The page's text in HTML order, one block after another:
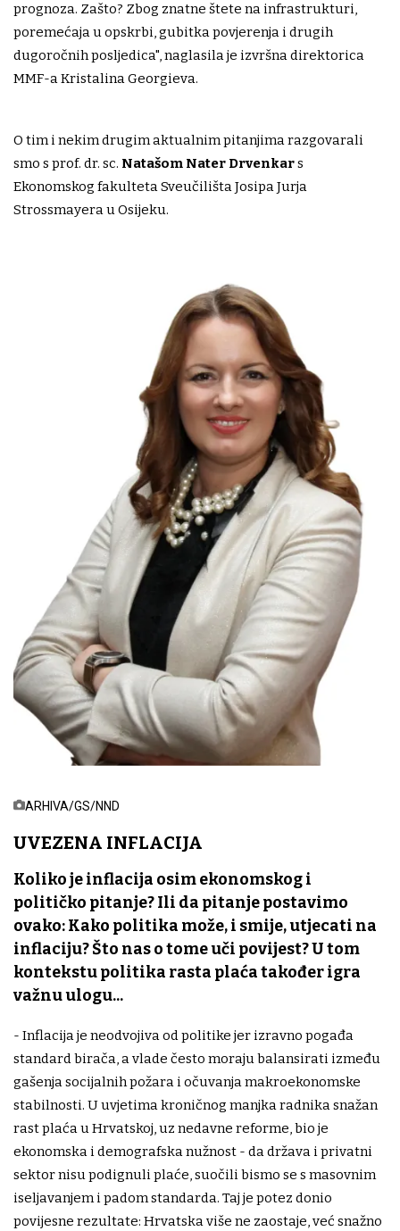
prognoza. Zašto? Zbog znatne štete na infrastrukturi,
poremećaja u opskrbi, gubitka povjerenja i drugih
dugoročnih posljedica", naglasila je izvršna direktorica
MMF-a Kristalina Georgieva.
O tim i nekim drugim aktualnim pitanjima razgovarali
smo s prof. dr. sc. Natašom Nater Drvenkars
Ekonomskog fakulteta Sveučilišta Josipa Jurja
Strossmayera u Osijeku.
ARHIVA/GS/NND
UVEZENA INFLACIJA
Koliko je inflacija osim ekonomskog i
političko pitanje? Ili da pitanje postavimo
ovako: Kako politika može, i smije, utjecati na
inflaciju? Što nas o tome uči povijest? U tom
kontekstu politika rasta plaća također igra
važnu ulogu...
- Inflacija je neodvojiva od politike jer izravno pogađa
standard birača, a vlade često moraju balansirati između
gašenja socijalnih požara i očuvanja makroekonomske
stabilnosti. U uvjetima kroničnog manjka radnika snažan
rast plaća u Hrvatskoj, uz nedavne reforme, bio je
ekonomska i demografska nužnost - da država i privatni
sektor nisu podignuli plaće, suočili bismo se s masovnim
iseljavanjem i padom standarda. Taj je potez donio
povijesne rezultate: Hrvatska više ne zaostaje, već snažno